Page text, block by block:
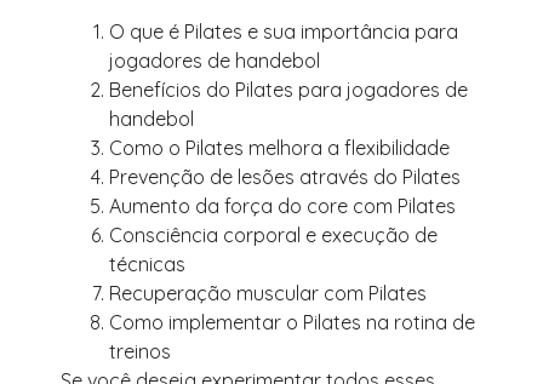
O que é Pilates e sua importância para
jogadores de handebol
Benefícios do Pilates para jogadores de
handebol
Como o Pilates melhora a flexibilidade
Prevenção de lesões através do Pilates
Aumento da força do core com Pilates
Consciência corporal e execução de
técnicas
Recuperação muscular com Pilates
Como implementar o Pilates na rotina de
treinos